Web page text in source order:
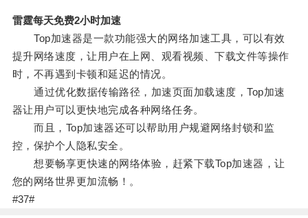
雷霆每天免费2小时加速
Top加速器是一款功能强大的网络加速工具，可以有效
提升网络速度，让用户在上网、观看视频、下载文件等操作
时，不再遇到卡顿和延迟的情况。
通过优化数据传输路径，加速页面加载速度，Top加速
器让用户可以更快地完成各种网络任务。
而且，Top加速器还可以帮助用户规避网络封锁和监
控，保护个人隐私安全。
想要畅享更快速的网络体验，赶紧下载Top加速器，让
您的网络世界更加流畅！。
#37#